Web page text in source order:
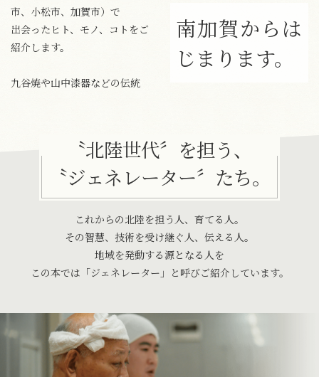
市、小松市、加賀市）で
出会ったヒト、モノ、コトをご
紹介します。
九谷焼や山中漆器などの伝統
南加賀からは
じまります。
〝北陸世代〞を担う、
〝ジェネレーター〞たち。
これからの北陸を担う人、育てる人。
その智慧、技術を受け継ぐ人、伝える人。
地域を発動する源となる人を
この本では「ジェネレーター」と呼びご紹介しています。